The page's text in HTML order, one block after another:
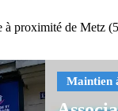
à proximité de Metz